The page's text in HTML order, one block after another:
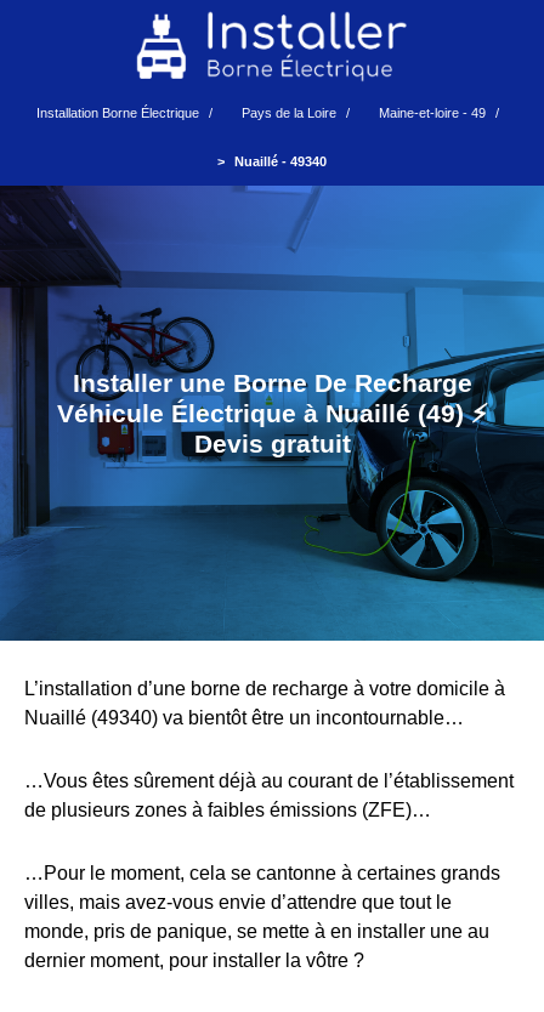
Installation Borne Électrique Pays de la Loire Maine-et-loire - 49
Nuaillé - 49340
Installer une Borne De Recharge
Véhicule Électrique à Nuaillé (49) ⚡️
Devis gratuit
L’installation d’une borne de recharge à votre domicile à
Nuaillé (49340) va bientôt être un incontournable…
…Vous êtes sûrement déjà au courant de l’établissement
de plusieurs zones à faibles émissions (ZFE)…
…Pour le moment, cela se cantonne à certaines grands
villes, mais avez-vous envie d’attendre que tout le
monde, pris de panique, se mette à en installer une au
dernier moment, pour installer la vôtre ?